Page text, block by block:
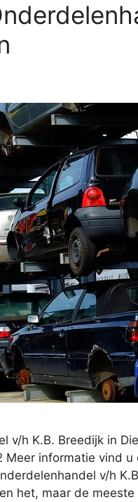
v/h K.B. Breedijk in
Meer informatie vind
v/h
het, maar de